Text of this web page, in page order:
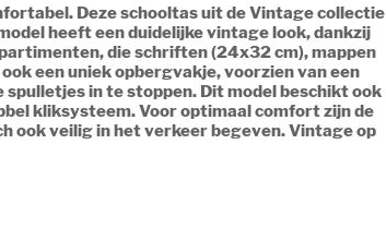
Deze schooltas uit de Vintage collectie
heeft een duidelijke vintage look, dankzij
die schriften (24x32 cm), mappen
een uniek opbergvakje, voorzien van een
in te stoppen. Dit model beschikt ook
kliksysteem. Voor optimaal comfort zijn de
ook veilig in het verkeer begeven. Vintage op